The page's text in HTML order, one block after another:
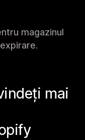
magazinul
mai